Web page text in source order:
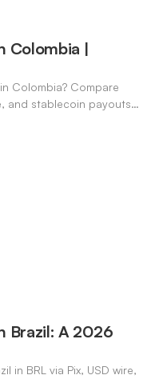
Colombia |
Colombia? Compare
and stablecoin payouts.
Brazil: A 2026
in BRL via Pix, USD wire,